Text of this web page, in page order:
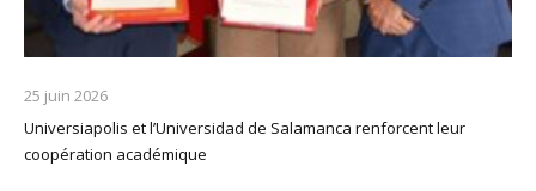
25 juin 2026
Universiapolis et l’Universidad de Salamanca renforcent leur
coopération académique